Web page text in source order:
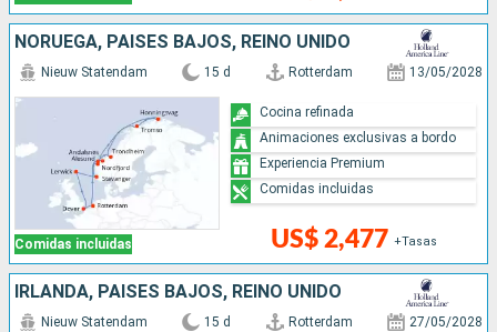
NORUEGA, PAISES BAJOS, REINO UNIDO
Comidas incluidas
Nieuw Statendam 15 d Rotterdam 13/05/2028
US$ 2,477 +Tasas
Cocina refinada
Animaciones exclusivas a bordo
Experiencia Premium
Comidas incluidas
IRLANDA, PAISES BAJOS, REINO UNIDO
Nieuw Statendam 15 d Rotterdam 27/05/2028